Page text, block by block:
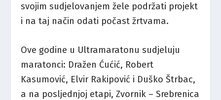
svojim sudjelovanjem žele podržati projekt
i na taj način odati počast žrtvama.
Ove godine u Ultramaratonu sudjeluju
maratonci: Dražen Ćućić, Robert
Kasumović, Elvir Rakipović i Duško Štrbac,
a na posljednjoj etapi, Zvornik – Srebrenica